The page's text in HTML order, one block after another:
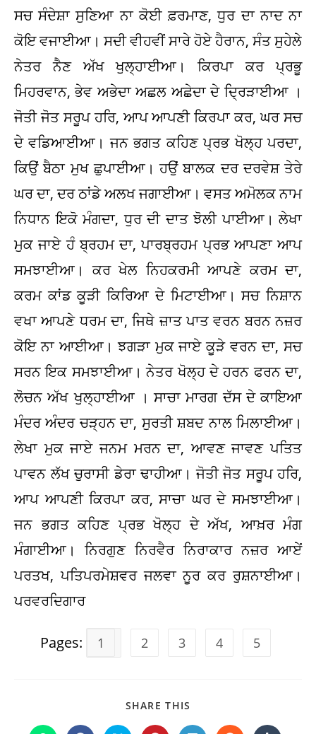
ਸਚ ਸੰਦੇਸ਼ਾ ਸੁਣਿਆ ਨਾ ਕੋਈ ਫ਼ਰਮਾਣ, ਧੁਰ ਦਾ ਨਾਦ ਨਾ
ਕੋਇ ਵਜਾਈਆ। ਸਦੀ ਵੀਹਵੀਂ ਸਾਰੇ ਹੋਏ ਹੈਰਾਨ, ਸੰਤ ਸੁਹੇਲੇ
ਨੇਤਰ ਨੈਣ ਅੱਖ ਖੁਲ੍ਹਾਈਆ। ਕਿਰਪਾ ਕਰ ਪ੍ਰਭੂ
ਮਿਹਰਵਾਨ, ਭੇਵ ਅਭੇਦਾ ਅਛਲ ਅਛੇਦਾ ਦੇ ਦ੍ਰਿੜਾਈਆ ।
ਜੋਤੀ ਜੋਤ ਸਰੂਪ ਹਰਿ, ਆਪ ਆਪਣੀ ਕਿਰਪਾ ਕਰ, ਘਰ ਸਚ
ਦੇ ਵਡਿਆਈਆ। ਜਨ ਭਗਤ ਕਹਿਣ ਪ੍ਰਭ ਖੋਲ੍ਹ ਪਰਦਾ,
ਕਿਉਂ ਬੈਠਾ ਮੁਖ ਛੁਪਾਈਆ। ਹਉਂ ਬਾਲਕ ਦਰ ਦਰਵੇਸ਼ ਤੇਰੇ
ਘਰ ਦਾ, ਦਰ ਠਾਂਡੇ ਅਲਖ ਜਗਾਈਆ। ਵਸਤ ਅਮੋਲਕ ਨਾਮ
ਨਿਧਾਨ ਇਕੋ ਮੰਗਦਾ, ਧੁਰ ਦੀ ਦਾਤ ਝੋਲੀ ਪਾਈਆ। ਲੇਖਾ
ਮੁਕ ਜਾਏ ਹੰ ਬ੍ਰਹਮ ਦਾ, ਪਾਰਬ੍ਰਹਮ ਪ੍ਰਭ ਆਪਣਾ ਆਪ
ਸਮਝਾਈਆ। ਕਰ ਖੇਲ ਨਿਹਕਰਮੀ ਆਪਣੇ ਕਰਮ ਦਾ,
ਕਰਮ ਕਾਂਡ ਕੂੜੀ ਕਿਰਿਆ ਦੇ ਮਿਟਾਈਆ। ਸਚ ਨਿਸ਼ਾਨ
ਵਖਾ ਆਪਣੇ ਧਰਮ ਦਾ, ਜਿਥੇ ਜ਼ਾਤ ਪਾਤ ਵਰਨ ਬਰਨ ਨਜ਼ਰ
ਕੋਇ ਨਾ ਆਈਆ। ਝਗੜਾ ਮੁਕ ਜਾਏ ਕੂੜੇ ਵਰਨ ਦਾ, ਸਚ
ਸਰਨ ਇਕ ਸਮਝਾਈਆ। ਨੇਤਰ ਖੋਲ੍ਹ ਦੇ ਹਰਨ ਫਰਨ ਦਾ,
ਲੋਚਨ ਅੱਖ ਖੁਲ੍ਹਾਈਆ । ਸਾਚਾ ਮਾਰਗ ਦੱਸ ਦੇ ਕਾਇਆ
ਮੰਦਰ ਅੰਦਰ ਚੜ੍ਹਨ ਦਾ, ਸੁਰਤੀ ਸ਼ਬਦ ਨਾਲ ਮਿਲਾਈਆ।
ਲੇਖਾ ਮੁਕ ਜਾਏ ਜਨਮ ਮਰਨ ਦਾ, ਆਵਣ ਜਾਵਣ ਪਤਿਤ
ਪਾਵਨ ਲੱਖ ਚੁਰਾਸੀ ਡੇਰਾ ਢਾਹੀਆ। ਜੋਤੀ ਜੋਤ ਸਰੂਪ ਹਰਿ,
ਆਪ ਆਪਣੀ ਕਿਰਪਾ ਕਰ, ਸਾਚਾ ਘਰ ਦੇ ਸਮਝਾਈਆ।
ਜਨ ਭਗਤ ਕਹਿਣ ਪ੍ਰਭ ਖੋਲ੍ਹ ਦੇ ਅੱਖ, ਆਖ਼ਰ ਮੰਗ
ਮੰਗਾਈਆ। ਨਿਰਗੁਣ ਨਿਰਵੈਰ ਨਿਰਾਕਾਰ ਨਜ਼ਰ ਆਏਂ
ਪਰਤਖ, ਪਤਿਪਰਮੇਸ਼ਵਰ ਜਲਵਾ ਨੂਰ ਕਰ ਰੁਸ਼ਨਾਈਆ।
ਪਰਵਰਦਿਗਾਰ
Pages: 1 2 3 4 5
SHARE THIS
CONTENT